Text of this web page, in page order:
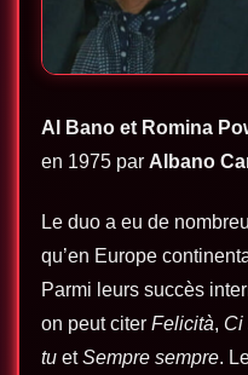
Al Bano et Romina
en 1975 par Albano
Le duo a eu de
qu’en Europe
Parmi leurs succès
on peut citer Felicità, Ci
tu etSempre sempre.